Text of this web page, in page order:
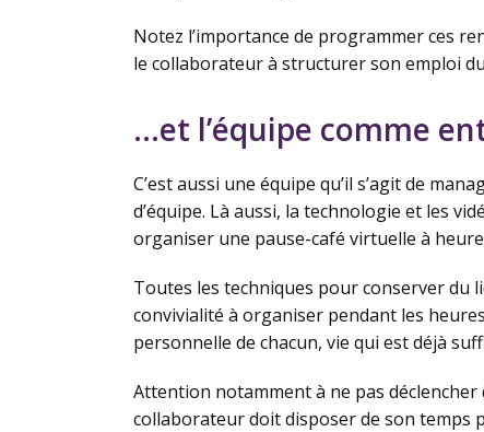
Notez l’importance de programmer ces
le collaborateur à structurer son emploi
…et l’équipe comme
C’est aussi une équipe qu’il s’agit de
d’équipe. Là aussi, la technologie et les
organiser une pause-café virtuelle à
Toutes les techniques pour conserver du
convivialité à organiser pendant les
personnelle de chacun, vie qui est déjà
Attention notamment à ne pas
collaborateur doit disposer de son temps